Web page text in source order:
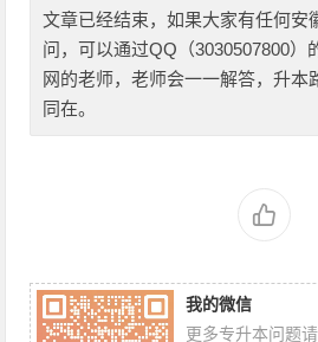
文章已经结束，如果大家有任何安
问，可以通过QQ（3030507800）
网的老师，老师会一一解答，升本
同在。
我的微信
更多专升本问题